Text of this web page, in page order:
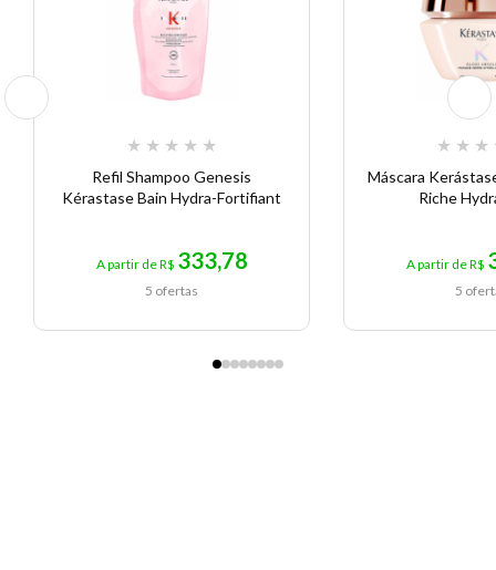
★ ★ ★ ★ ★
Refil Shampoo Genesis
Kérastase Bain Hydra-Fortifiant
A partir de R$ 333,78
5 ofertas
★ ★ ★
Máscara
Riche
A partir de R$
5